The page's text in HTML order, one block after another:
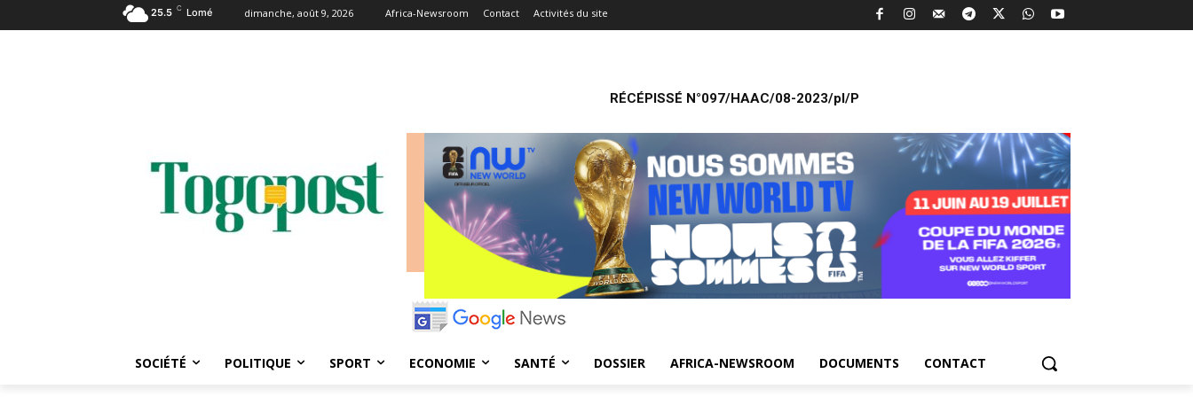
25.5 C Lomé dimanche, août 9, 2026 Africa-Newsroom Contact Activités du site
RÉCÉPISSÉ N°097/HAAC/08-2023/pl/P
SOCIÉTÉ POLITIQUE SPORT ECONOMIE SANTÉ DOSSIER AFRICA-NEWSROOM DOCUMENTS CONTACT